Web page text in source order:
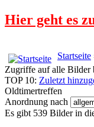
Hier geht es
Startseite
Zugriffe auf alle Bilder
TOP 10: Zuletzt
Oldtimertreffen
Anordnung nach
Es gibt 539 Bilder in